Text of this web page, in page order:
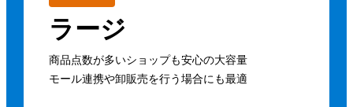
ラージ
商品点数が多いショップも安心の大容量
モール連携や卸販売を行う場合にも最適